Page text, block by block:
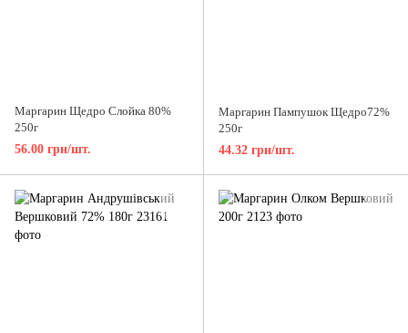
Маргарин Щедро Слойка 80%
250г
56.00 грн/шт.
Маргарин Пампушок Щедро72%
250г
44.32 грн/шт.